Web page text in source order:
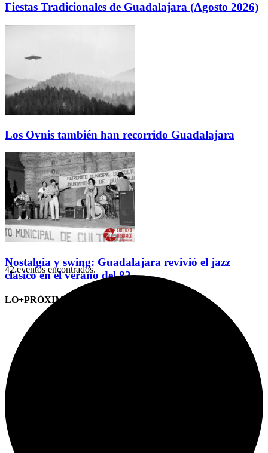
Fiestas Tradicionales de Guadalajara (Agosto 2026)
Los Ovnis también han recorrido Guadalajara
Nostalgia y swing: Guadalajara revivió el jazz
clásico en el verano del 82
LO+PRÓXIMO (CITAS)
42 eventos encontrados.